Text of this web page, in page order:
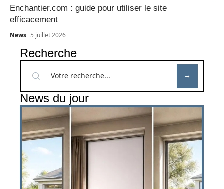
Enchantier.com : guide pour utiliser le site
efficacement
News 5 juillet 2026
Recherche
News du jour